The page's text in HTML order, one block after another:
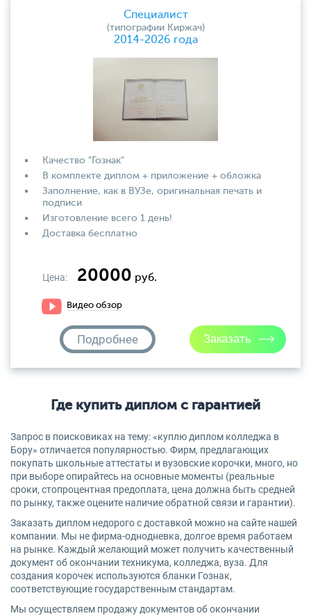
Специалист
(типографии Киржач)
2014-2026 года
Качество "Гознак"
В комплекте диплом + приложение + обложка
Заполнение, как в ВУЗе, оригинальная печать и
подписи
Изготовление всего 1 день!
Доставка бесплатно
Цена: 20000 руб.
Видео обзор
Подробнее
Где купить диплом с гарантией
Запрос в поисковиках на тему: «куплю диплом колледжа в
Бору» отличается популярностью. Фирм, предлагающих
покупать школьные аттестаты и вузовские корочки, много, но
при выборе опирайтесь на основные моменты (реальные
сроки, стопроцентная предоплата, цена должна быть средней
по рынку, также оцените наличие обратной связи и гарантии).
Заказать диплом недорого с доставкой можно на сайте нашей
компании. Мы не фирма-однодневка, долгое время работаем
на рынке. Каждый желающий может получить качественный
документ об окончании техникума, колледжа, вуза. Для
создания корочек используются бланки Гознак,
соответствующие государственным стандартам.
Мы осуществляем продажу документов об окончании